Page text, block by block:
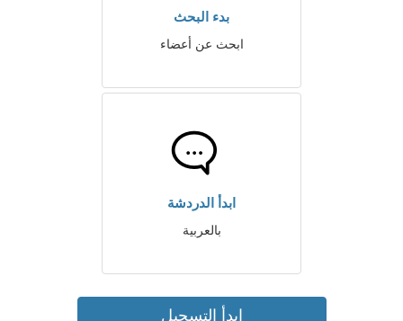
بدء البحث
ابحث عن أعضاء
ابدأ الدردشة
بالعربية
ابدأ التسجيل